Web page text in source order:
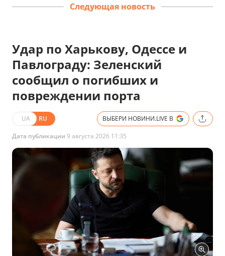
Следующая новость
Удар по Харькову, Одессе и
Павлограду: Зеленский
сообщил о погибших и
повреждении порта
UA RU ВЫБЕРИ НОВИНИ.LIVE В
Дата публикации 9 августа 2026 11:35